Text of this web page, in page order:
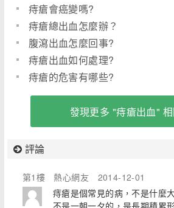
痔瘡會癌變嗎?
痔瘡總出血怎麼辦？
腹瀉出血怎麼回事?
痔瘡出血如何處理?
痔瘡的危害有哪些?
發現更多 "痔瘡出血"
評論
第1樓 熱心網友
2014-12-01
痔瘡是個常見的病，不是什麼